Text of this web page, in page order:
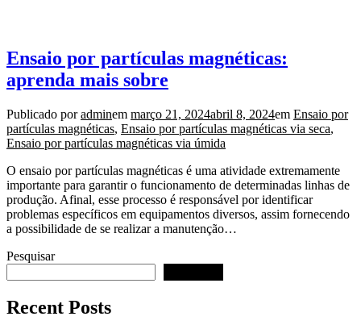
Ensaio por partículas magnéticas:
aprenda mais sobre
Publicado poradminem março 21, 2024abril 8, 2024em Ensaio por
partículas magnéticas, Ensaio por partículas magnéticas via seca,
Ensaio por partículas magnéticas via úmida
O ensaio por partículas magnéticas é uma atividade extremamente
importante para garantir o funcionamento de determinadas linhas de
produção. Afinal, esse processo é responsável por identificar
problemas específicos em equipamentos diversos, assim fornecendo
a possibilidade de se realizar a manutenção…
Pesquisar
Recent Posts